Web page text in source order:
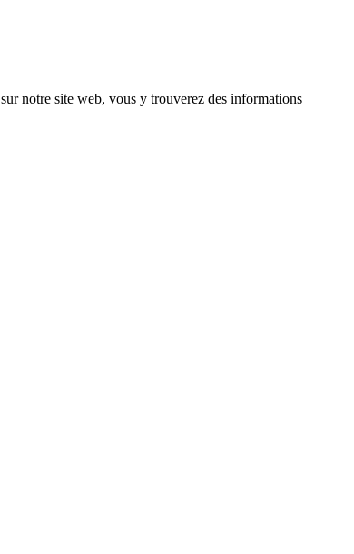
sur notre site web, vous y trouverez des informations